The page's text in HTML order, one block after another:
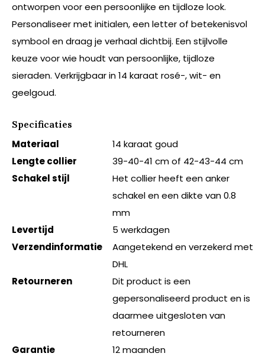
ontworpen voor een persoonlijke en tijdloze look.
Personaliseer met initialen, een letter of betekenisvol
symbool en draag je verhaal dichtbij. Een stijlvolle
keuze voor wie houdt van persoonlijke, tijdloze
sieraden. Verkrijgbaar in 14 karaat rosé-, wit- en
geelgoud.
Specificaties
Materiaal
14 karaat goud
Lengte collier
39-40-41 cm of 42-43-44 cm
Schakel stijl
Het collier heeft een anker
schakel en een dikte van 0.8
mm
Levertijd
5 werkdagen
Verzendinformatie
Aangetekend en verzekerd met
DHL
Retourneren
Dit product is een
gepersonaliseerd product en is
daarmee uitgesloten van
retourneren
Garantie
12 maanden